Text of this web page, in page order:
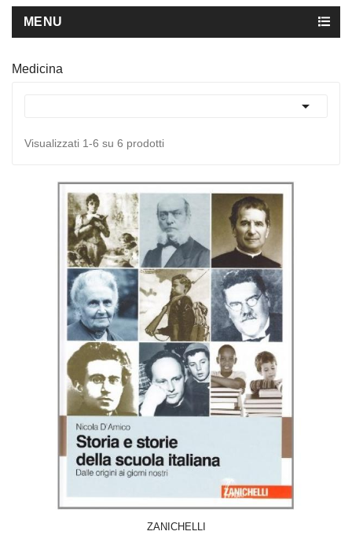
MENU
Medicina

Visualizzati 1-6 su 6 prodotti
ZANICHELLI